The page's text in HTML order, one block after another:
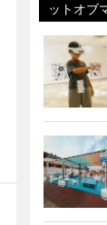
ットオブ